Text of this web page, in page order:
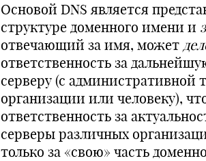
Основой DNS является
структуре доменного имени и
отвечающий за имя, может
ответственность за
серверу (с административной
организации или человеку),
ответственность за
серверы различных
только за «свою» часть